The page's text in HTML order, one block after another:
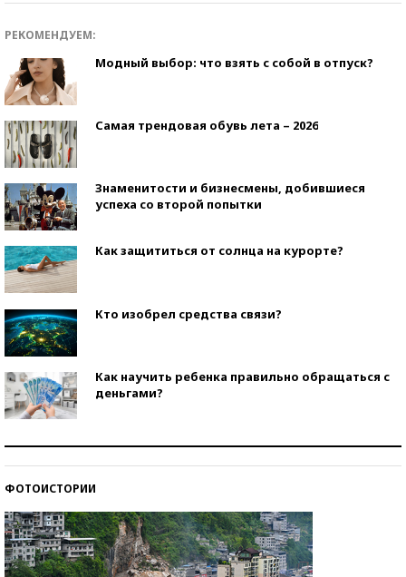
РЕКОМЕНДУЕМ:
Модный выбор: что взять с собой в отпуск?
Самая трендовая обувь лета – 2026
Знаменитости и бизнесмены, добившиеся
успеха со второй попытки
Как защититься от солнца на курорте?
Кто изобрел средства связи?
Как научить ребенка правильно обращаться с
деньгами?
ФОТОИСТОРИИ